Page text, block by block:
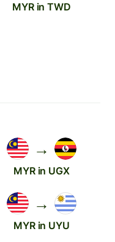
MYR in TWD
→
MYR in UGX
→
MYR in UYU